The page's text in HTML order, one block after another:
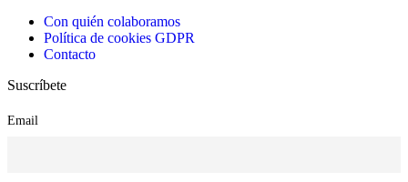
Con quién colaboramos
Política de cookies GDPR
Contacto
Suscríbete
Email